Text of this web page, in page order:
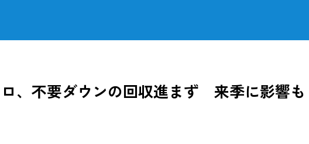
、不要ダウンの回収進まず 来季に影響も